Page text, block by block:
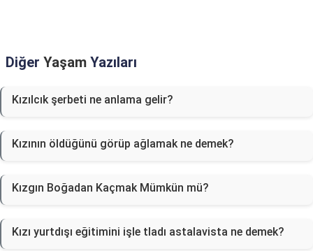
Diğer Yaşam Yazıları
Kızılcık şerbeti ne anlama gelir?
Kızının öldüğünü görüp ağlamak ne demek?
Kızgın Boğadan Kaçmak Mümkün mü?
Kızı yurtdışı eğitimini işle tladı astalavista ne demek?